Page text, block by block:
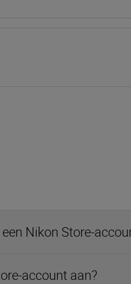
Nikon Store-
account aan?